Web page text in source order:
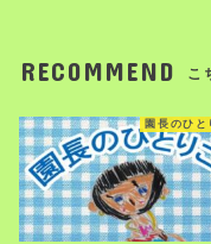
RECOMMEND こ
園長のひと